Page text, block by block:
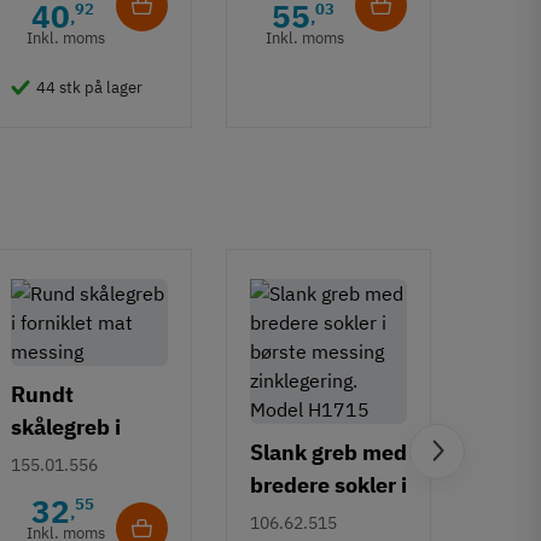
40,92
Inkl. moms
44 stk på lager
55,03
Inkl. moms
Rundt
skålegreb i
forniklet mat
messing
155.01.556
32,55
Inkl. moms
Slank greb med
bredere sokler i
børstet
106.62.515